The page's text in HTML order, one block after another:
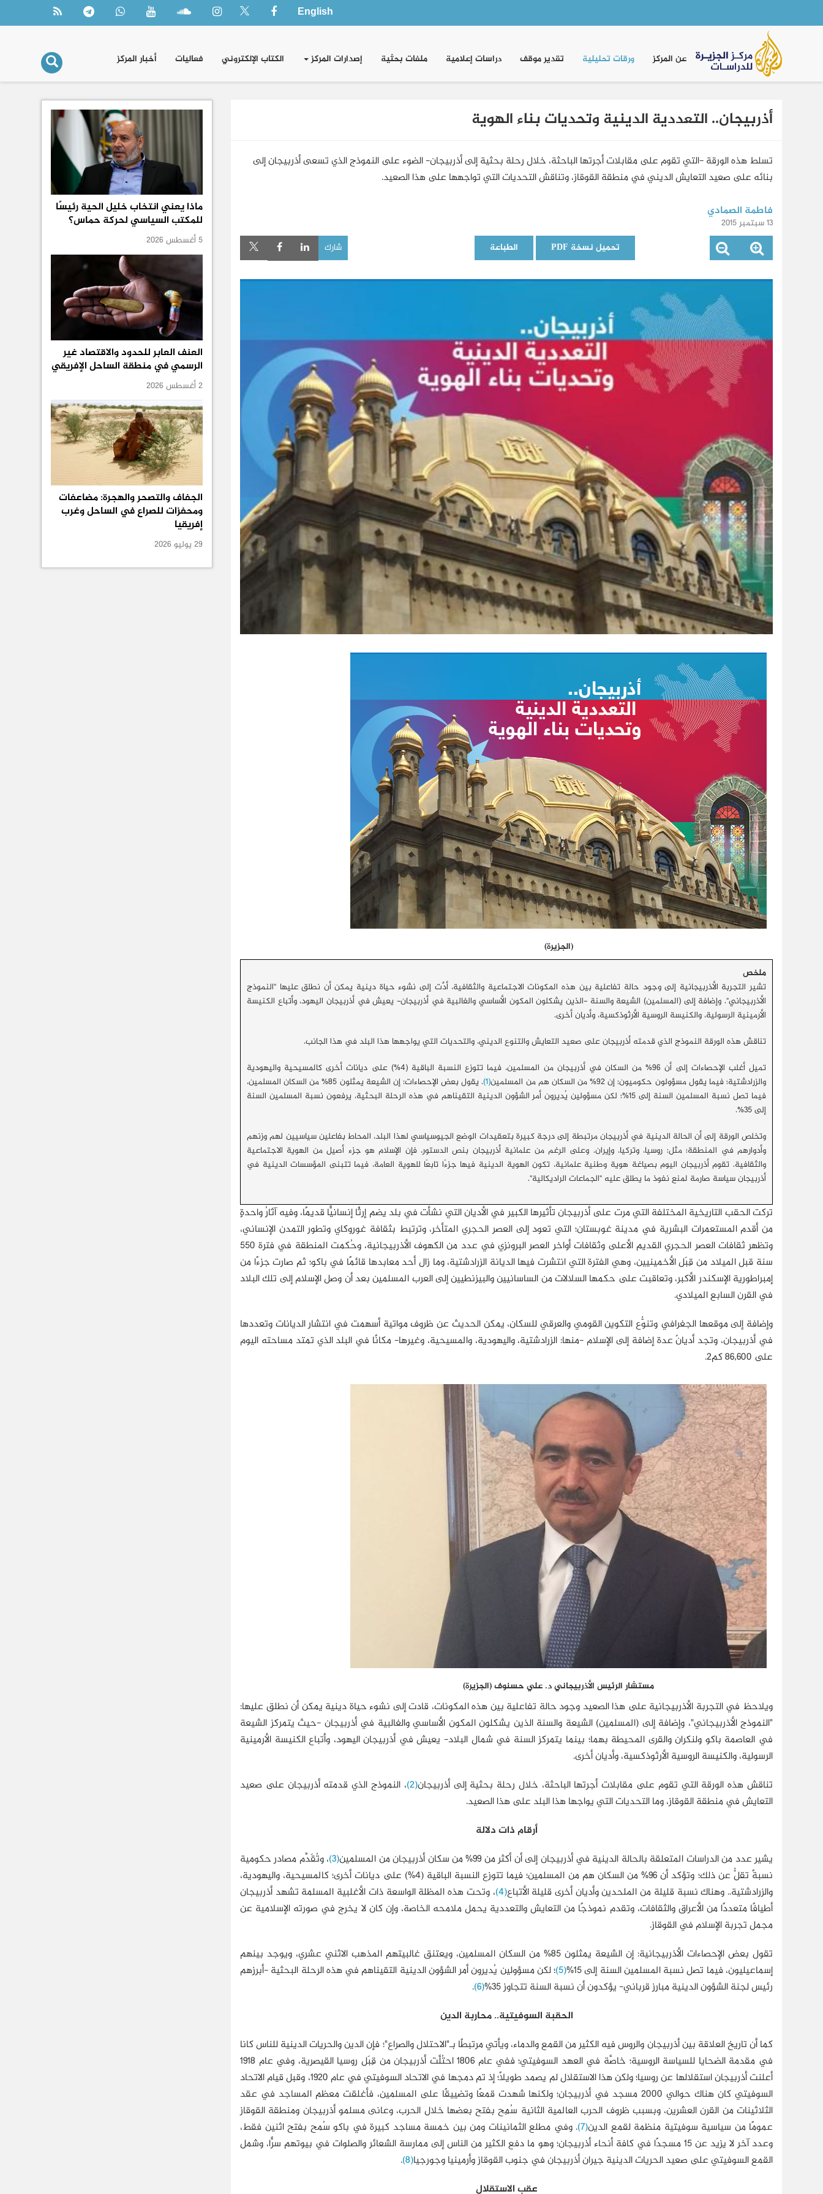
English
Main
navigation عن المركز ورقات تحليلية تقدير موقف دراسات إعلامية ملفات بحثية إصدارات المركز الكتاب الإلكتروني فعاليات أخبار المركز
أذربيجان.. التعددية الدينية وتحديات بناء الهوية
تسلط هذه الورقة -التي تقوم على مقابلات أجرتها الباحثة، خلال رحلة بحثية إلى أذربيجان- الضوء على النموذج الذي تسعى أذربيجان إلى
بنائه على صعيد التعايش الديني في منطقة القوقاز، وتناقش التحديات التي تواجهها على هذا الصعيد.
فاطمة الصمادي
13 سبتمبر 2015
تحميل نسخة PDF الطباعة شارك
(الجزيرة)
ملخص
تشير التجربة الأذربيجانية إلى وجود حالة تفاعلية بين هذه المكونات الاجتماعية والثقافية، أدَّت إلى نشوء حياة دينية يمكن أن نطلق عليها "النموذج
الأذربيجاني". وإضافة إلى (المسلمين) الشيعة والسنة -الذين يشكلون المكون الأساسي والغالبية في أذربيجان- يعيش في أذربيجان اليهود، وأتباع الكنيسة
الأرمينية الرسولية، والكنيسة الروسية الأرثوذكسية، وأديان أخرى.
تناقش هذه الورقة النموذج الذي قدمته أذربيجان على صعيد التعايش والتنوع الديني، والتحديات التي يواجهها هذا البلد في هذا الجانب.
تميل أغلب الإحصاءات إلى أن 96% من السكان في أذربيجان من المسلمين، فيما تتوزع النسبة الباقية (4%) على ديانات أخرى كالمسيحية واليهودية
والزرادشتية؛ فيما يقول مسؤولون حكوميون: إن 92% من السكان هم من المسلمين
(1)
. يقول بعض الإحصاءات: إن الشيعة يمثلون 85% من السكان المسلمين،
فيما تصل نسبة المسلمين السنة إلى 15%؛ لكن مسؤولين يُديرون أمر الشؤون الدينية التقيناهم في هذه الرحلة البحثية، يرفعون نسبة المسلمين السنة
إلى 35%.
وتخلص الورقة إلى أن الحالة الدينية في أذربيجان مرتبطة إلى درجة كبيرة بتعقيدات الوضع الجيوسياسي لهذا البلد، المحاط بفاعلين سياسيين لهم وزنهم
وأدوارهم في المنطقة؛ مثل: روسيا، وتركيا، وإيران. وعلى الرغم من علمانية أذربيجان بنص الدستور، فإن الإسلام هو جزء أصيل من الهوية الاجتماعية
والثقافية. تقوم أذربيجان اليوم بصياغة هوية وطنية علمانية، تكون الهوية الدينية فيها جزءًا تابعًا للهوية العامة، فيما تتبنى المؤسسات الدينية في
أذربيجان سياسة صارمة لمنع نفوذ ما يطلق عليه "الجماعات الراديكالية".
تركت الحقب التاريخية المختلفة التي مرت على أذربيجان تأثيرها الكبير في الأديان التي نشأت في بلد يضم إرثًا إنسانيًّا قديمًا، وفيه آثارُ واحدةٍ
من أقدم المستعمرات البشرية في مدينة غوبستان؛ التي تعود إلى العصر الحجري المتأخر، وترتبط بثقافة غوروكاي وتطور التمدن الإنساني،
وتظهر ثقافات العصر الحجري القديم الأعلى وثقافات أواخر العصر البرونزي في عدد من الكهوف الأذربيجانية، وحُكمت المنطقة في فترة 550
سنة قبل الميلاد من قِبَل الأخمينيين، وهي الفترة التي انتشرت فيها الديانة الزرادشتية، وما زال أحد معابدها قائمًا في باكو؛ ثم صارت جزءًا من
إمبراطورية الإسكندر الأكبر، وتعاقبت على حكمها السلالات من الساسانيين والبيزنطيين إلى العرب المسلمين بعد أن وصل الإسلام إلى تلك البلاد
في القرن السابع الميلادي.
وإضافة إلى موقعها الجغرافي وتنوُّع التكوين القومي والعرقي للسكان، يمكن الحديث عن ظروف مواتية أسهمت في انتشار الديانات وتعددها
في أذربيجان، وتجد أديانٌ عدة إضافة إلى الإسلام -منها: الزرادشتية، واليهودية، والمسيحية، وغيرها- مكانًا في البلد الذي تمتد مساحته اليوم
على 86,600 كم2.
مستشار الرئيس الأذربيجاني د. علي حسنوف (الجزيرة)
ويلاحظ في التجربة الأذربيجانية على هذا الصعيد وجود حالة تفاعلية بين هذه المكونات، قادت إلى نشوء حياة دينية يمكن أن نطلق عليها:
"النموذج الأذربيجاني"، وإضافة إلى (المسلمين) الشيعة والسنة الذين يشكلون المكون الأساسي والغالبية في أذربيجان -حيث يتمركز الشيعة
في العاصمة باكو ولنكران والقرى المحيطة بهما؛ بينما يتمركز السنة في شمال البلاد- يعيش في أذربيجان اليهود، وأتباع الكنيسة الأرمينية
الرسولية، والكنيسة الروسية الأرثوذكسية، وأديان أخرى.
تناقش هذه الورقة التي تقوم على مقابلات أجرتها الباحثة، خلال رحلة بحثية إلى أذربيجان(2) ، النموذج الذي قدمته أذربيجان على صعيد
التعايش في منطقة القوقاز، وما التحديات التي يواجها هذا البلد على هذا الصعيد.
أرقام ذات دلالة
يشير عدد من الدراسات المتعلقة بالحالة الدينية في أذربيجان إلى أن أكثر من 99% من سكان أذربيجان من المسلمين
(3) ، وتُقَدِّم مصادر حكومية
نسبةً تقلُّ عن ذلك؛ وتؤكد أن 96% من السكان هم من المسلمين؛ فيما تتوزع النسبة الباقية (4%) على ديانات أخرى؛ كالمسيحية، واليهودية،
والزرادشتية.. وهناك نسبة قليلة من الملحدين وأديان أخرى قليلة الأتباع(4) ، وتحت هذه المظلة الواسعة ذات الأغلبية المسلمة تشهد أذربيجان
أطيافًا متعددًا من الأعراق والثقافات، وتقدم نموذجًا من التعايش والتعددية يحمل ملامحه الخاصة، وإن كان لا يخرج في صورته الإسلامية عن
مجمل تجربة الإسلام في القوقاز.
تقول بعض الإحصاءات الأذربيجانية: إن الشيعة يمثلون 85% من السكان المسلمين، ويعتنق غالبيتهم المذهب الاثني عشري، ويوجد بينهم
إسماعيليون، فيما تصل نسبة المسلمين السنة إلى 15%
(5) ؛ لكن مسؤولين يُديرون أمر الشؤون الدينية التقيناهم في هذه الرحلة البحثية -أبرزهم
رئيس لجنة الشؤون الدينية مبارز قرباني- يؤكدون أن نسبة السنة تتجاوز 35%
(6)
.
الحقبة السوفيتية.. محاربة الدين
كما أن تاريخ العلاقة بين أذربيجان والروس فيه الكثير من القمع والدماء، ويأتي مرتبطًا بـ"الاحتلال والصراع"؛ فإن الدين والحريات الدينية للناس كانا
في مقدمة الضحايا للسياسة الروسية؛ خاصَّة في العهد السوفيتي؛ ففي عام 1806 احتُلَّت أذربيجان من قِبَل روسيا القيصرية، وفي عام 1918
أعلنت أذربيجان استقلالها عن روسيا؛ ولكن هذا الاستقلال لم يصمد طويلاً؛ إذ تم دمجها في الاتحاد السوفيتي في عام 1920، وقبل قيام الاتحاد
السوفيتي كان هناك حوالي 2000 مسجد في أذربيجان؛ ولكنها شهدت قمعًا وتضييقًا على المسلمين، فأغلقت معظم المساجد في عقد
الثلاثينات من القرن العشرين، وبسبب ظروف الحرب العالمية الثانية سُمِح بفتح بعضها خلال الحرب، وعانى مسلمو أذربيجان ومنطقة القوقاز
عمومًا من سياسية سوفيتية منظمة لقمع الدين(7) . وفي مطلع الثمانينات ومن بين خمسة مساجد كبيرة في باكو سُمح بفتح اثنين فقط،
وعدد آخر لا يزيد عن 15 مسجدًا في كافة أنحاء أذربيجان؛ وهو ما دفع الكثير من الناس إلى ممارسة الشعائر والصلوات في بيوتهم سرًّا، وشمل
القمع السوفيتي على صعيد الحريات الدينية جيران أذربيجان في جنوب القوقاز وأرمينيا وجورجيا(8)
.
عقب الاستقلال
ماذا يعني انتخاب خليل الحية رئيسًا
للمكتب السياسي لحركة حماس؟
5 أغسطس 2026
العنف العابر للحدود والاقتصاد غير
الرسمي في منطقة الساحل الإفريقي
2 أغسطس 2026
الجفاف والتصحر والهجرة: مضاعفات
ومحفزات للصراع في الساحل وغرب
إفريقيا
29 يوليو 2026